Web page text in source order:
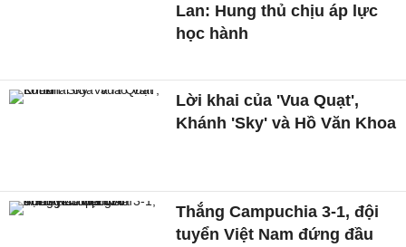
Lan: Hung thủ chịu áp lực
học hành
Lời khai của 'Vua Quạt',
Khánh 'Sky' và Hồ Văn Khoa
Thắng Campuchia 3-1, đội
tuyển Việt Nam đứng đầu